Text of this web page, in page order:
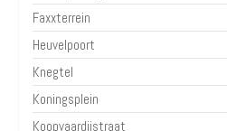
Faxxterrein
Heuvelpoort
Knegtel
Koningsplein
Koopvaardijstraat